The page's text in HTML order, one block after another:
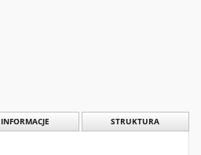
INFORMACJE STRUKTURA